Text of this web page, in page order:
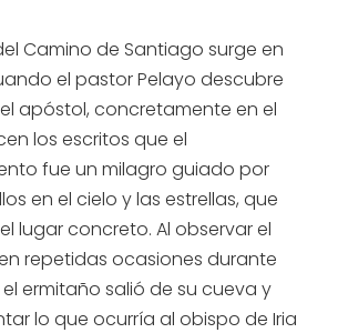
Camino de Santiago surge en
el pastor Pelayo descubre
apóstol, concretamente en el
los escritos que el
fue un milagro guiado por
en el cielo y las estrellas, que
lugar concreto. Al observar el
repetidas ocasiones durante
ermitaño salió de su cueva y
lo que ocurría al obispo de Iria